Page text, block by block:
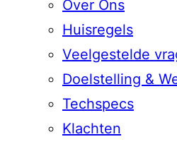
Over Ons
Huisregels
Veelgestelde
Doelstelling &
Techspecs
Klachten